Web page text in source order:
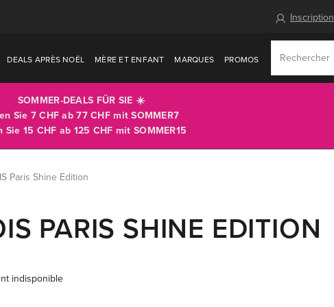
Inscription
DEALS APRÈS NOËL MÈRE ET ENFANT MARQUES PROMOS
SOMMER-DEALS FÜR SIE ☀️
Sie 7 CHF ab 77 CHF mitSOMMER7
Sie 15 CHF ab 125 CHF mit SOMMER15
Paris Shine Edition
PARIS SHINE EDITION
indisponible